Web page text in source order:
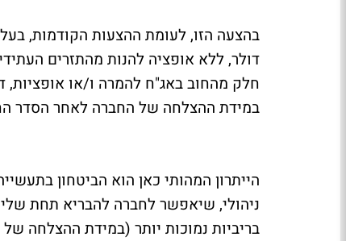
דולר, ללא אופציה להנות מהתזרים
חלק מהחוב באג"ח להמרה ו/או
במידת ההצלחה של החברה לאחר הסדר
הייתרון המהותי כאן הוא הביטחון
ניהולי, שיאפשר לחברה להבריא תחת
בריביות נמוכות יותר (במידת ההצלחה